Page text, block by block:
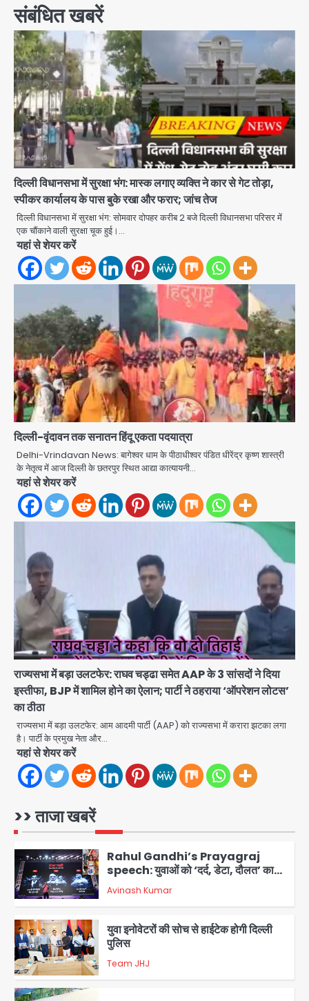
संबंधित खबरें
दिल्ली विधानसभा में सुरक्षा भंग: मास्क लगाए व्यक्ति ने कार से गेट तोड़ा,
स्पीकर कार्यालय के पास बुके रखा और फरार; जांच तेज
दिल्ली विधानसभा में सुरक्षा भंग: सोमवार दोपहर करीब 2 बजे दिल्ली विधानसभा परिसर में
एक चौंकाने वाली सुरक्षा चूक हुई।…
यहां से शेयर करें
दिल्ली-वृंदावन तक सनातन हिंदू एकता पदयात्रा
Delhi-Vrindavan News: बागेश्वर धाम के पीठाधीश्वर पंडित धीरेंद्र कृष्ण शास्त्री
के नेतृत्व में आज दिल्ली के छतरपुर स्थित आद्या कात्यायनी…
यहां से शेयर करें
राज्यसभा में बड़ा उलटफेर: राघव चड्ढा समेत AAP के 3 सांसदों ने दिया
इस्तीफा, BJP में शामिल होने का ऐलान; पार्टी ने ठहराया ‘ऑपरेशन लोटस’
का ठीठा
राज्यसभा में बड़ा उलटफेर: आम आदमी पार्टी (AAP) को राज्यसभा में करारा झटका लगा
है। पार्टी के प्रमुख नेता और…
यहां से शेयर करें
>> ताजा खबरें
Rahul Gandhi’s Prayagraj
speech: युवाओं को ‘दर्द, डेटा, दौलत’ का
संदेश, बीजेपी का वार
Avinash Kumar
3
युवा इनोवेटरों की सोच से हाईटेक होगी दिल्ली
Team JHJ
4
सुदर्शन शक्ति-वी अभ्यास में मॉक आॅपरेशन
5
उड़ाए, अब पहुंचा सलाखों के पीछे
Team JHJ
1
Noida Sector-49: सेक्टर-49 में 18
2
Rahul Gandhi’s Prayagraj
speech: युवाओं को ‘दर्द, डेटा, दौलत’ का
संदेश, बीजेपी का वार
Avinash Kumar
3
युवा इनोवेटरों की सोच से हाईटेक होगी दिल्ली
पुलिस
Team JHJ